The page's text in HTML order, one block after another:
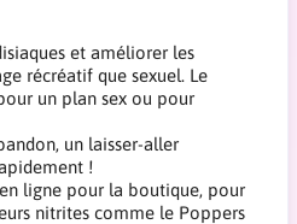
et améliorer les
récréatif que sexuel. Le
un plan sex ou pour
un laisser-aller
!
ligne pour la boutique, pour
nitrites comme le Poppers